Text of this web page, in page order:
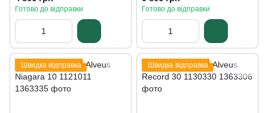
Готово до відправки Готово до відправки
Швидка відправка Швидка відправка